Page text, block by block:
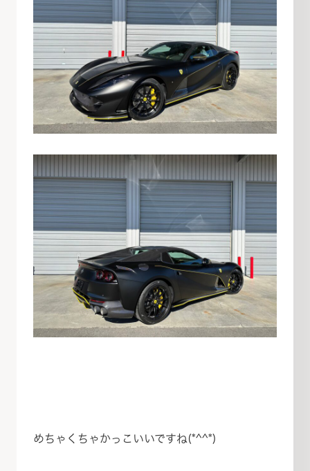
めちゃくちゃかっこいいですね(*^^*)